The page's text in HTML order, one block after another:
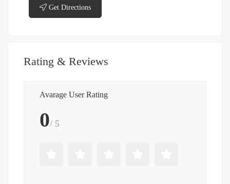
Get Directions
Rating & Reviews
Avarage User Rating
0/ 5